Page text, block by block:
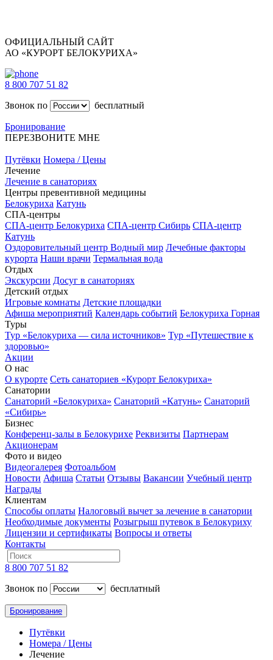
ОФИЦИАЛЬНЫЙ САЙТ
АО «КУРОРТ БЕЛОКУРИХА»
8 800 707 51 82
Звонок по
бесплатный
Бронирование
ПЕРЕЗВОНИТЕ МНЕ
Путёвки Номера / Цены
Лечение
Лечение в санаториях
Центры превентивной медицины
Белокуриха Катунь
СПА-центры
СПА-центр Белокуриха СПА-центр Сибирь СПА-центр
Катунь
Оздоровительный центр Водный мир Лечебные факторы
курорта Наши врачи Термальная вода
Отдых
Экскурсии Досуг в санаториях
Детский отдых
Игровые комнаты Детские площадки
Афиша мероприятий Календарь событий Белокуриха Горная
Туры
Тур «Белокуриха — сила источников» Тур «Путешествие к
здоровью»
Акции
О нас
О курорте Сеть санаториев «Курорт Белокуриха»
Санатории
Санаторий «Белокуриха» Санаторий «Катунь» Санаторий
«Сибирь»
Бизнес
Конференц-залы в Белокурихе Реквизиты Партнерам
Акционерам
Фото и видео
Видеогалерея Фотоальбом
Новости Афиша Статьи Отзывы Вакансии Учебный центр
Награды
Клиентам
Способы оплаты Налоговый вычет за лечение в санатории
Необходимые документы Розыгрыш путевок в Белокуриху
Лицензии и сертификаты Вопросы и ответы
Контакты
8 800 707 51 82
Звонок по
бесплатный
Бронирование
Путёвки
Номера / Цены
Лечение